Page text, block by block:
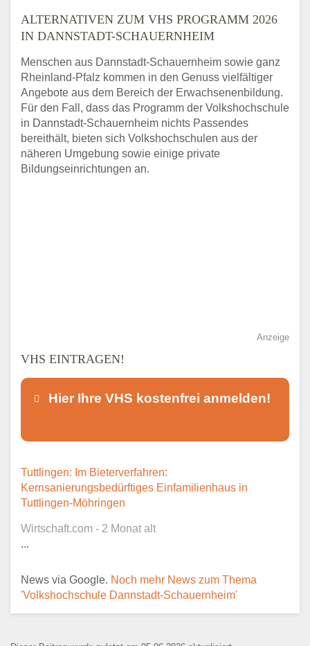
ALTERNATIVEN ZUM VHS PROGRAMM 2026
IN DANNSTADT-SCHAUERNHEIM
Menschen aus Dannstadt-Schauernheim sowie ganz
Rheinland-Pfalz kommen in den Genuss vielfältiger
Angebote aus dem Bereich der Erwachsenenbildung.
Für den Fall, dass das Programm der Volkshochschule
in Dannstadt-Schauernheim nichts Passendes
bereithält, bieten sich Volkshochschulen aus der
näheren Umgebung sowie einige private
Bildungseinrichtungen an.
Anzeige
VHS EINTRAGEN!
Hier Ihre VHS kostenfrei anmelden!
Dieser Teil dient lediglich zur
Kontaktaufnahme und ist nicht
öffentlich sichtbar.
Ansprechpartner*
E-Mail*
Tuttlingen: Im Bieterverfahren:
Kernsanierungsbedürftiges Einfamilienhaus in
Tuttlingen-Möhringen
Wirtschaft.com - 2 Monat alt
...
News via Google. Noch mehr News zum Thema
'Volkshochschule Dannstadt-Schauernheim'